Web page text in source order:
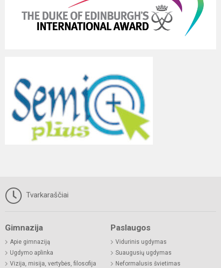
Tvarkaraščiai
Gimnazija
Apie gimnaziją
Ugdymo aplinka
Vizija, misija, vertybės, filosofija
Paslaugos
Vidurinis ugdymas
Suaugusių ugdymas
Neformalusis švietimas